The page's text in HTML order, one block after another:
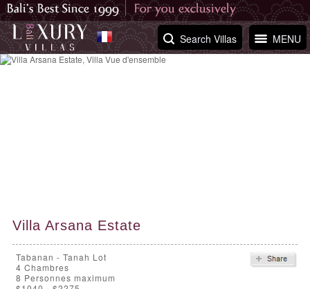
MENU
Search Villas
Villa Arsana Estate
Tabanan - Tanah Lot
4 Chambres
8 Personnes maximum